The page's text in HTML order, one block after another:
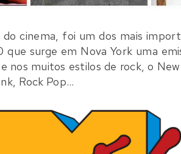
cinema, foi um dos mais
surge em Nova York uma
nos muitos estilos de rock, o
Rock Pop...